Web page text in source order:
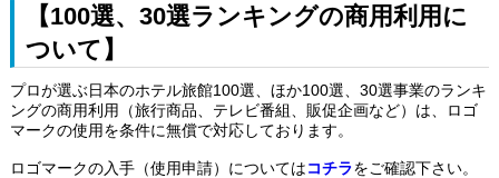
【100選、30選ランキングの商用利用に
ついて】
プロが選ぶ日本のホテル旅館100選、ほか100選、30選事業のランキ
ングの商用利用（旅行商品、テレビ番組、販促企画など）は、ロゴ
マークの使用を条件に無償で対応しております。
ロゴマークの入手（使用申請）についてはコチラをご確認下さい。